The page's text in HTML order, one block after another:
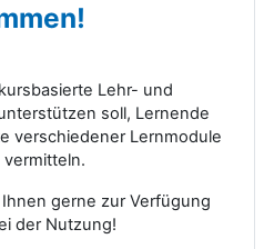
Lehr- und
soll, Lernende
verschiedener Lernmodule
gerne zur Verfügung
der Nutzung!